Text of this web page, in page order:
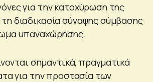
για την κατοχύρωση της
διαδικασία σύναψης σύμβασης
υπαναχώρησης.
σημαντικά, πραγματικά
για την προστασία των